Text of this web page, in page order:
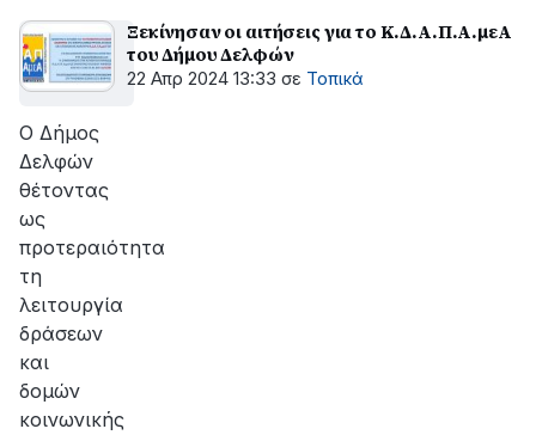
Ξεκίνησαν οι αιτήσεις για το Κ.Δ.Α.Π.Α.μεΑ
του Δήμου Δελφών
22 Απρ 2024 13:33 σε Τοπικά
Ο Δήμος
Δελφών
θέτοντας
ως
προτεραιότητα
τη
λειτουργία
δράσεων
και
δομών
κοινωνικής